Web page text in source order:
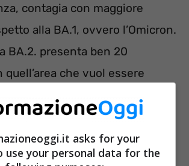
contagia con maggiore
alla BA.1, ovvero l’Omicron.
BA.2. presenta ben 20
che vuol essere
dai vaccini a cui ci siamo
asks for your
use your personal data for the